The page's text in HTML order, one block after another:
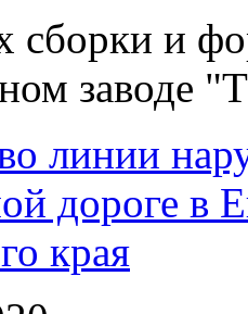
сборки и
заводе
линии
дороге в
края